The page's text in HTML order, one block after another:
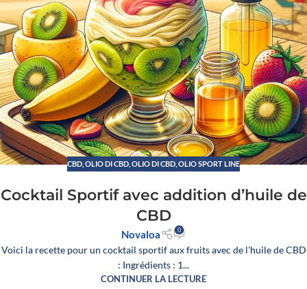
CBD OLIO DI CBD OLIO DI CBD, OLIO SPORT LINE
Cocktail Sportif avec addition d’huile de
CBD
Novaloa 0
Voici la recette pour un cocktail sportif aux fruits avec de l'huile de CBD
: Ingrédients : 1...
CONTINUER LA LECTURE